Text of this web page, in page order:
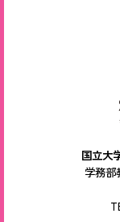
国立大
学務